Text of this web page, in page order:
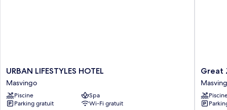
URBAN
LIFESTYLES
HOTEL
Masvingo
URBAN LIFESTYLES HOTEL
Masvingo
Piscine
Spa
Parking gratuit
Wi-Fi gratuit
Great
Hotel
Great